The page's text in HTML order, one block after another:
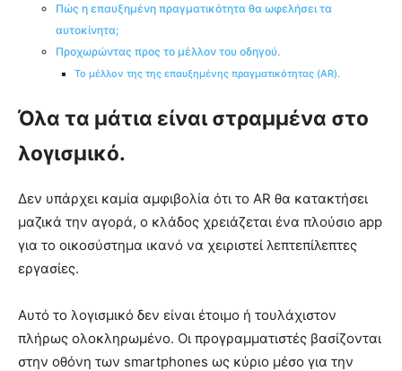
Πώς η επαυξημένη πραγματικότητα θα ωφελήσει τα
αυτοκίνητα;
Προχωρώντας προς το μέλλον του οδηγού.
Το μέλλον της της επαυξημένης πραγματικότητας (AR).
Όλα τα μάτια είναι στραμμένα στο
λογισμικό.
Δεν υπάρχει καμία αμφιβολία ότι το AR θα κατακτήσει
μαζικά την αγορά, ο κλάδος χρειάζεται ένα πλούσιο app
για το οικοσύστημα ικανό να χειριστεί λεπτεπίλεπτες
εργασίες.
Αυτό το λογισμικό δεν είναι έτοιμο ή τουλάχιστον
πλήρως ολοκληρωμένο. Οι προγραμματιστές βασίζονται
στην οθόνη των smartphones ως κύριο μέσο για την